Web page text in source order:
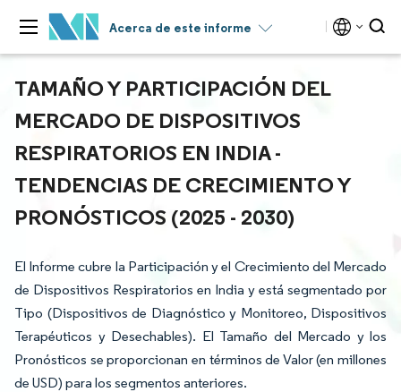
Acerca de este informe
TAMAÑO Y PARTICIPACIÓN DEL
MERCADO DE DISPOSITIVOS
RESPIRATORIOS EN INDIA -
TENDENCIAS DE CRECIMIENTO Y
PRONÓSTICOS (2025 - 2030)
El Informe cubre la Participación y el Crecimiento del Mercado
de Dispositivos Respiratorios en India y está segmentado por
Tipo (Dispositivos de Diagnóstico y Monitoreo, Dispositivos
Terapéuticos y Desechables). El Tamaño del Mercado y los
Pronósticos se proporcionan en términos de Valor (en millones
de USD) para los segmentos anteriores.